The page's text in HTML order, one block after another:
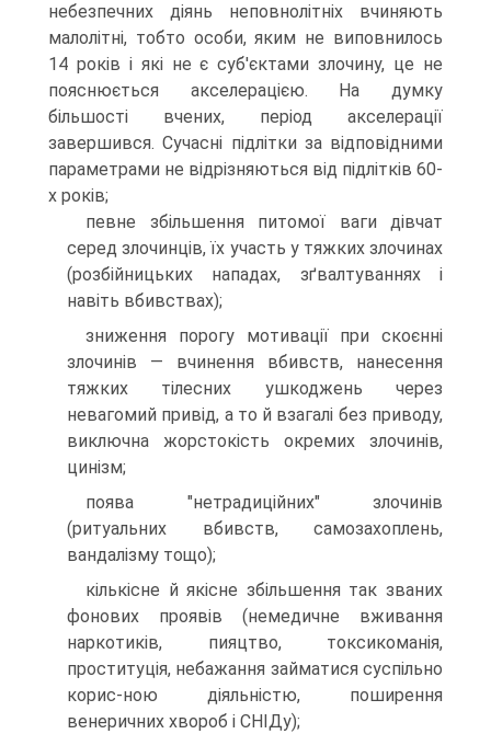
небезпечних діянь неповнолітніх вчиняють
малолітні, тобто особи, яким не виповнилось
14 років і які не є суб'єктами злочину, це не
пояснюється акселерацією. На думку
більшості вчених, період акселерації
завершився. Сучасні підлітки за відповідними
параметрами не відрізняються від підлітків 60-
х років;
певне збільшення питомої ваги дівчат
серед злочинців, їх участь у тяжких злочинах
(розбійницьких нападах, зґвалтуваннях і
навіть вбивствах);
зниження порогу мотивації при скоєнні
злочинів — вчинення вбивств, нанесення
тяжких тілесних ушкоджень через
невагомий привід, а то й взагалі без приводу,
виключна жорстокість окремих злочинів,
цинізм;
поява "нетрадиційних" злочинів
(ритуальних вбивств, самозахоплень,
вандалізму тощо);
кількісне й якісне збільшення так званих
фонових проявів (немедичне вживання
наркотиків, пияцтво, токсикоманія,
проституція, небажання займатися суспільно
корис-ною діяльністю, поширення
венеричних хвороб і СНІДу);